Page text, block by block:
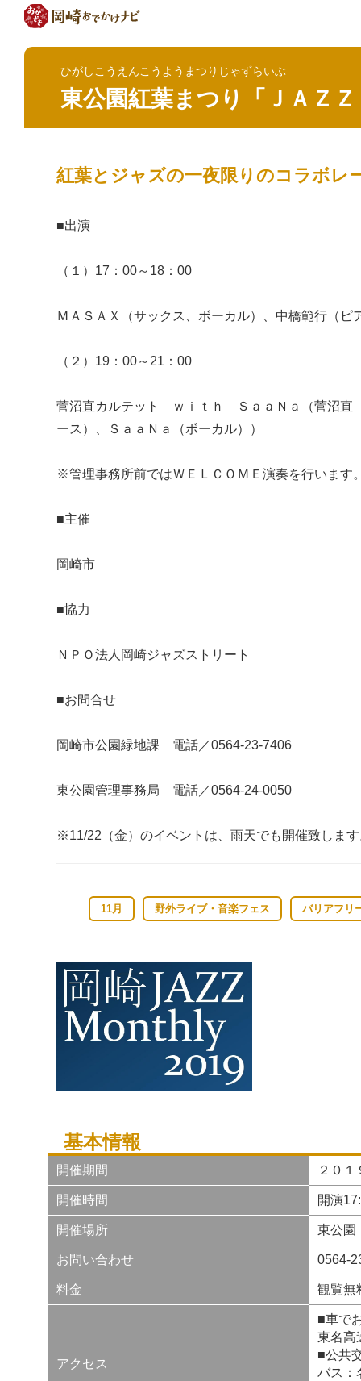
ひがしこうえんこうようまつりじゃずらいぶ
東公園紅葉まつり「ＪＡＺ
紅葉とジャズの一夜限りのコラボ
■出演
（１）17：00～18：00
ＭＡＳＡＸ（サックス、ボーカル）、中橋範行（
（２）19：00～21：00
菅沼直カルテット ｗｉｔｈ ＳａａＮａ（菅沼直
ース）、ＳａａＮａ（ボーカル））
※管理事務所前ではＷＥＬＣＯＭＥ演奏を行います
■主催
岡崎市
■協力
ＮＰＯ法人岡崎ジャズストリート
■お問合せ
岡崎市公園緑地課 電話／0564‐23‐7406
東公園管理事務局 電話／0564‐24‐0050
※11/22（金）のイベントは、雨天でも開催致しま
11月 野外ライブ・音楽フェス バリアフリ
基本情報
開催期間 ２０
開催時間 開演
開催場所 東公
お問い合わせ 0564-
料金 観覧無
アクセス
■車で
東名高
■公共
バス：